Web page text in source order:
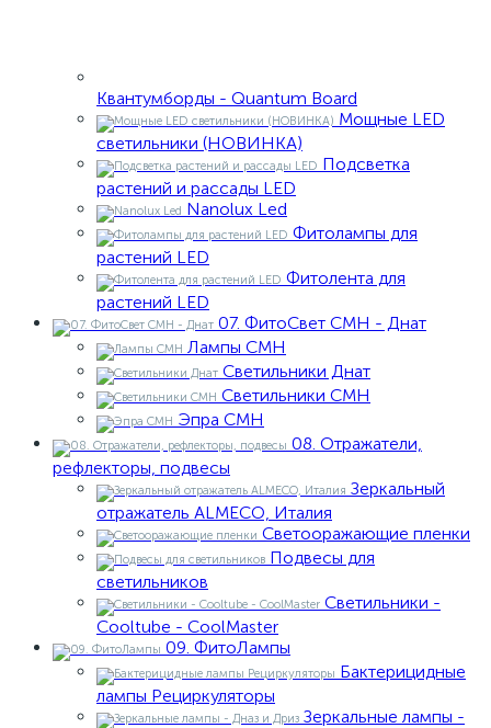
Квантумборды - Quantum Board
Мощные LED
светильники (НОВИНКА)
Подсветка
растений и рассады LED
Nanolux Led
Фитолампы для
растений LED
Фитолента для
растений LED
07. ФитоСвет CMH - Днат
Лампы СМН
Светильники Днат
Светильники СМН
Эпра СМН
08. Отражатели,
рефлекторы, подвесы
Зеркальный
отражатель ALMECO, Италия
Светооражающие пленки
Подвесы для
светильников
Светильники -
Cooltube - CoolMaster
09. ФитоЛампы
Бактерицидные
лампы Рециркуляторы
Зеркальные лампы -